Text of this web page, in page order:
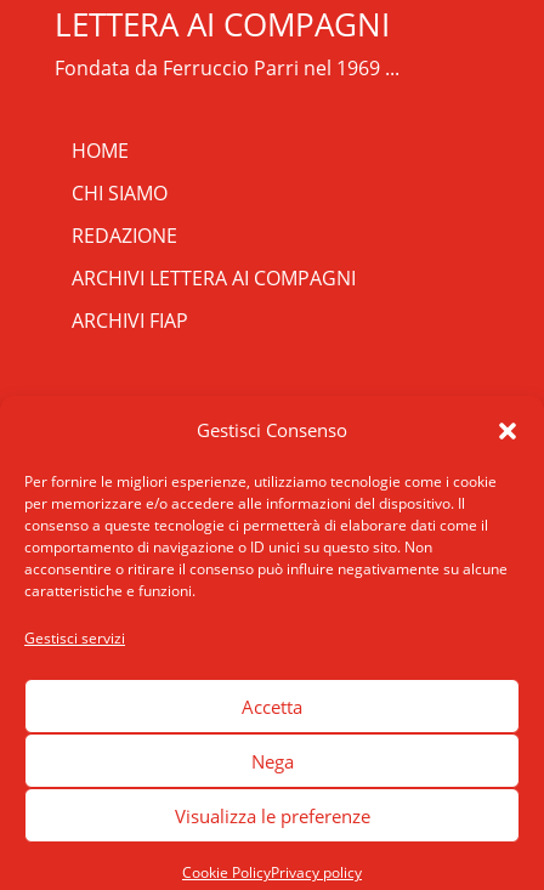
Gestisci Consenso
Per fornire le migliori esperienze, utilizziamo tecnologie come i cookie
per memorizzare e/o accedere alle informazioni del dispositivo. Il
consenso a queste tecnologie ci permetterà di elaborare dati come il
comportamento di navigazione o ID unici su questo sito. Non
acconsentire o ritirare il consenso può influire negativamente su alcune
caratteristiche e funzioni.
Gestisci servizi
Accetta
Nega
Visualizza le preferenze
Cookie PolicyPrivacy policy
LETTERA AI COMPAGNI
Fondata da Ferruccio Parri nel 1969 ...
HOME
CHI SIAMO
REDAZIONE
ARCHIVI LETTERA AI COMPAGNI
ARCHIVI FIAP
INDIRIZZO
ROMA: Via San Francesco di Sales 5, 00165
Roma
MILANO: Via E. De Amicis 17, 20123 Milano
accessibilita
COPYRIGHT LETTERA AI COMPAGNI © 2022 POWER BY © KOUROSH |
Cookie Policy|Privacy policy|Termini e condizioni
+A
Alto Contrasto
Modalità Scura
Disattiva Immagini
Evidenzia Link
Modalità Lettura
Guida Lettura
Dichiarazione
Segnala Problema